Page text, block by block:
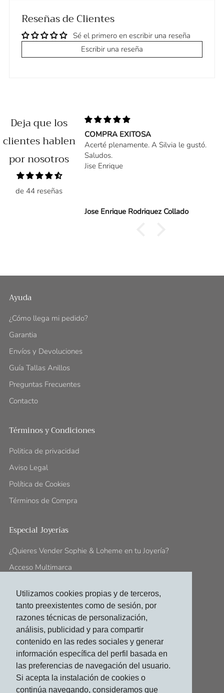
Utilizamos cookies propias y de terceros,
tanto preexistentes como de sesión, por
razones técnicas de personalización,
análisis, publicidad y para compartir
contenido en las redes sociales y generar
información específica del perfil basada en
las preferencias de navegación del usuario.
Si acepta la instalación de cookies o
continúa navegando, consideramos que
Reseñas de Clientes
Sé el primero en escribir una reseña
Escribir una reseña
Deja que los
clientes hablen
por nosotros
de 44 reseñas
monísimos. La
y añadieron una
perfecto
COMPRA EXITOSA
Acerté plenamente. A Silvia le gustó.
Saludos.
Jise Enrique
Jose Enrique Rodriguez Collado
Ayuda
¿Cómo llega mi pedido?
Garantia
Envíos y Devoluciones
Guía Tallas Anillos
Preguntas Frecuentes
Contacto
Términos y Condiciones
Politica de privacidad
Aviso Legal
Política de Cookies
Términos de Compra
Especial Joyerías
¿Quieres Vender Sophie & Loheme en tu Joyería?
Acceso Multimarca
Síguenos En:
contacto@sophieloheme.com
FacebookInstagram
© 2026, Sophie & Loheme